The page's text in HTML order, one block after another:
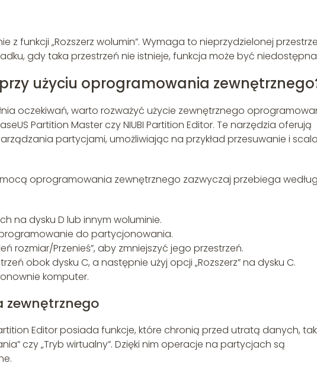
z funkcji „Rozszerz wolumin”. Wymaga to nieprzydzielonej
gdy taka przestrzeń nie istnieje, funkcja może być
użyciu oprogramowania
oczekiwań, warto rozważyć użycie zewnętrznego
Partition Master czy NIUBI Partition Editor. Te narzędzia oferują
partycjami, umożliwiając na przykład przesuwanie i
oprogramowania zewnętrznego zazwyczaj przebiega według
na dysku D lub innym woluminie.
do partycjonowania.
rozmiar/Przenieś”, aby zmniejszyć jego przestrzeń.
obok dysku C, a następnie użyj opcji „Rozszerz” na dysku C.
komputer.
Editor posiada funkcje, które chronią przed utratą danych,
czy „Tryb wirtualny”. Dzięki nim operacje na partycjach są